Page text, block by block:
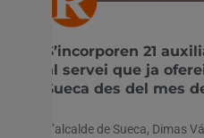
S’incorporen 21
al servei que ja
Sueca des del mes
L’alcalde de Sueca, Dimas